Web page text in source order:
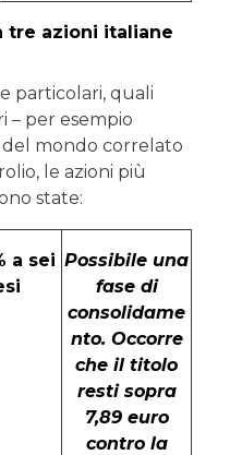
tre azioni italiane
particolari, quali
– per esempio
del mondo correlato
le azioni più
state:
a sei Possibile una
fase di
consolidame
nto. Occorre
che il titolo
resti sopra
7,89 euro
contro la